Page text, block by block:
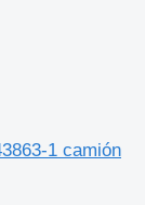
1 camión